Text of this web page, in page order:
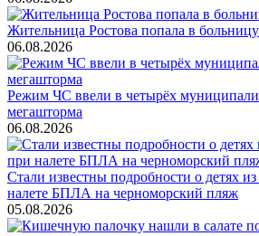
Жительница Ростова попала в больницу
06.08.2026
Режим ЧС ввели в четырёх
мегашторма
06.08.2026
Стали известны подробности о детях
налете БПЛА на черноморский пляж
05.08.2026